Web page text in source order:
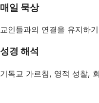
매일 묵상
교인들과의 연결을 유지하
성경 해석
기독교 가르침, 영적 성찰,